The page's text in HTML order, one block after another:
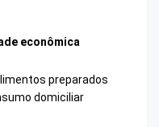
econômica
preparados
domiciliar